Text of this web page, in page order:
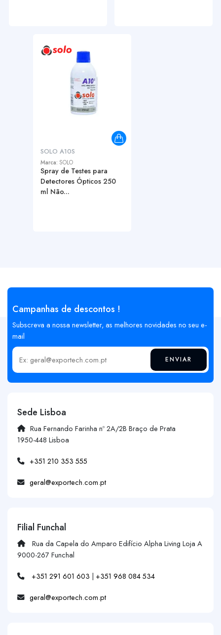
SOLO A10S
Marca: SOLO
Spray de Testes para
Detectores Ópticos 250
ml Não...
Campanhas de descontos !
Subscreva a nossa newsletter, as melhores novidades no seu e-
mail
Insira o seu email ENVIAR
Sede Lisboa
Rua Fernando Farinha nº 2A/2B Braço de Prata
1950-448 Lisboa
+351 210 353 555
geral@exportech.com.pt
Filial Funchal
Rua da Capela do Amparo Edifício Alpha Living Loja A
9000-267 Funchal
+351 291 601 603 | +351 968 084 534
geral@exportech.com.pt